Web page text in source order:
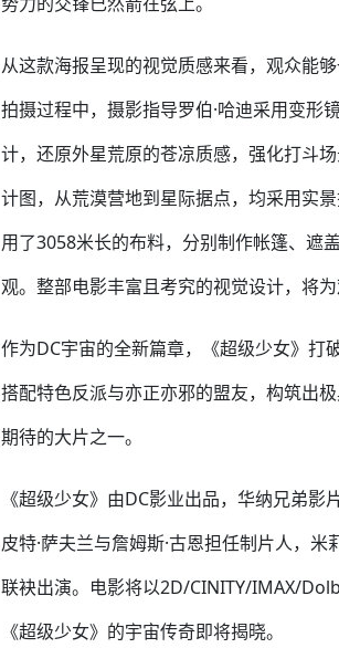
从这款海报呈现的视觉质感来看，观众能
拍摄过程中，摄影指导罗伯·哈迪采用变形
计，还原外星荒原的苍凉质感，强化打斗
计图，从荒漠营地到星际据点，均采用实
用了3058米长的布料，分别制作帐篷、遮
观。整部电影丰富且考究的视觉设计，将
作为DC宇宙的全新篇章，《超级少女》打
搭配特色反派与亦正亦邪的盟友，构筑出
期待的大片之一。
《超级少女》由DC影业出品，华纳兄弟
皮特·萨夫兰与詹姆斯·古恩担任制片人，米
联袂出演。电影将以2D/CINITY/IMAX/
《超级少女》的宇宙传奇即将揭晓。